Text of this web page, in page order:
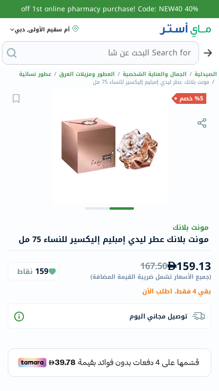
40% off 1st online pharmacy purchase! Code: NEW40
أم سقيم الأولى, دبي
Search for البحث عن م
الصيدلية / الجمال والعناية الشخصية / العطور ومزيلات العرق / عطور نسائية
/ مونت بلانك عطر ليدي إمبليم إليكسير للنساء 75 مل
%5 خصم
مونت بلانك
مونت بلانك عطر ليدي إمبليم إليكسير للنساء 75 مل
159.13
167.50
(جميع الأسعار تشمل ضريبة القيمة المضافة)
159 نقاط
بقي 4 فقط، اطلب الآن
توصيل مجاني اليوم